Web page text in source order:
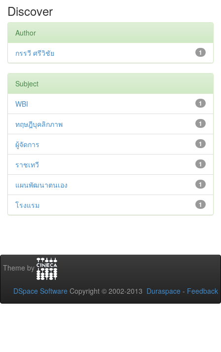
Discover
Author
1
กรรวี ศรีวิชัย
Subject
1
WBI
1
ทฤษฎีบุคลิกภาพ
1
ผู้จัดการ
1
ราชเทวี
1
แผนพัฒนาตนเอง
1
โรงแรม
Theme by
DSpace Software Copyright © 2002-2013 Duraspace - Feedback